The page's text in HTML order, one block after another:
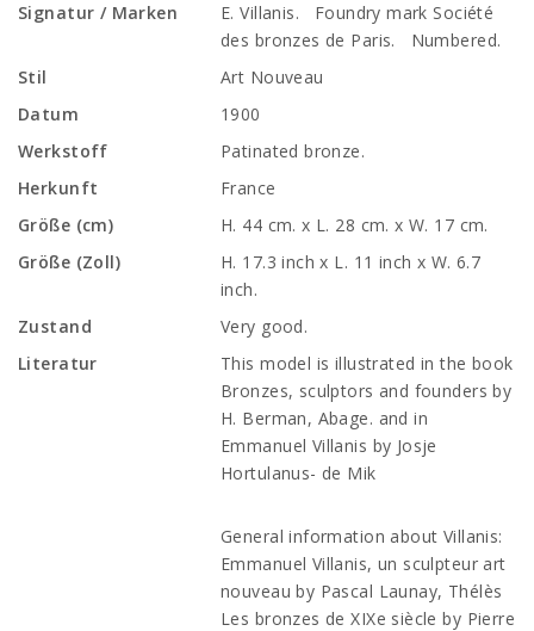
Signatur / Marken
E. Villanis. Foundry mark Société
des bronzes de Paris. Numbered.
Stil
Art Nouveau
Datum
1900
Werkstoff
Patinated bronze.
Herkunft
France
Größe (cm)
H. 44 cm. x L. 28 cm. x W. 17 cm.
Größe (Zoll)
H. 17.3 inch x L. 11 inch x W. 6.7
inch.
Zustand
Very good.
Literatur
This model is illustrated in the book
Bronzes, sculptors and founders by
H. Berman, Abage. and in
Emmanuel Villanis by Josje
Hortulanus- de Mik
General information about Villanis:
Emmanuel Villanis, un sculpteur art
nouveau by Pascal Launay, Thélès
Les bronzes de XIXe siècle by Pierre